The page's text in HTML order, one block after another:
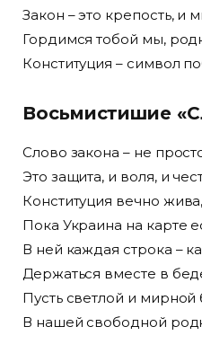
Закон – это крепость, и
Гордимся тобой мы,
Конституция – символ
Восьмистишие
Слово закона – не
Это защита, и воля, и
Конституция вечно жива,
Пока Украина на карте
В ней каждая строка –
Держаться вместе в
Пусть светлой и мирной
В нашей свободной